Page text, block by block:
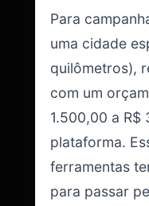
Para
uma cidade
quilômetros),
com um
1.500,00 a
plataforma.
ferramentas
para passar